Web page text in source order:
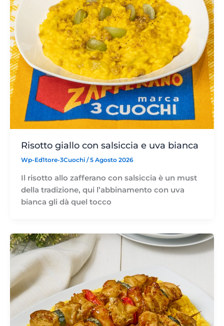
Risotto giallo con salsiccia e uva bianca
Wp-Ed1tore-3Cuochi /5 Agosto 2026
Il risotto allo zafferano con salsiccia è un must
della tradizione, qui l’abbinamento con uva
bianca gli dà quel tocco